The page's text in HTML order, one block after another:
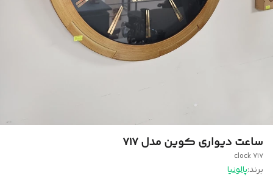
ساعت دیواری کوین مدل ۷۱۷
clock 7۱۷
برند:پالونیا